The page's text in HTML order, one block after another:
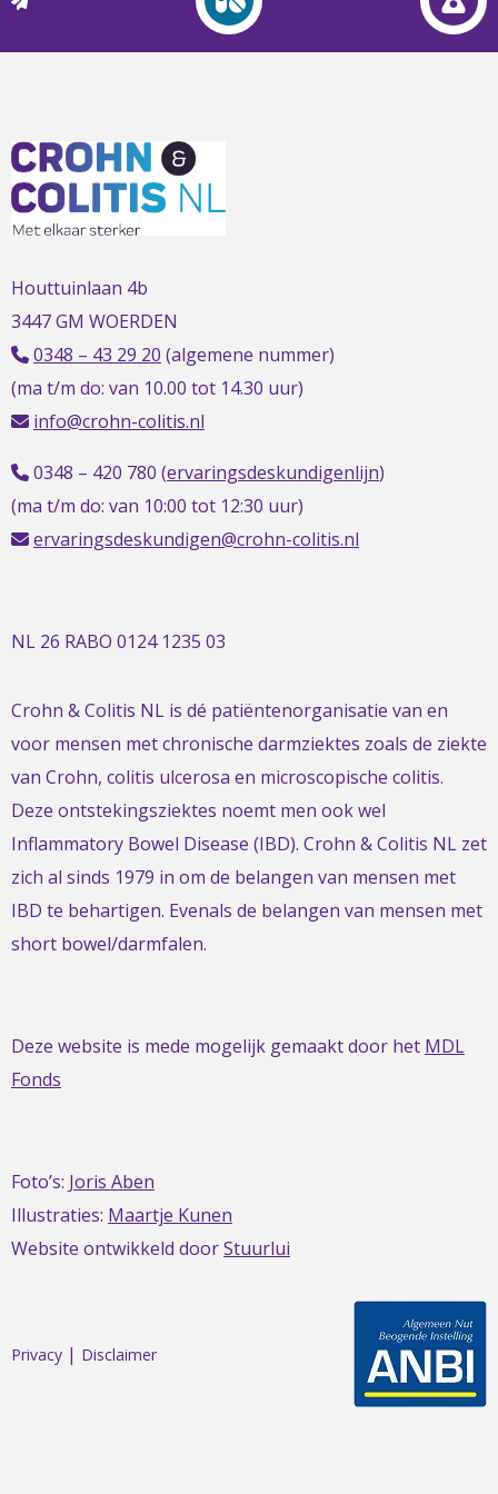
Houttuinlaan 4b
3447 GM WOERDEN
0348 – 43 29 20 (algemene nummer)
(ma t/m do: van 10.00 tot 14.30 uur)
info@crohn-colitis.nl
0348 – 420 780 (ervaringsdeskundigenlijn)
(ma t/m do: van 10:00 tot 12:30 uur)
ervaringsdeskundigen@crohn-colitis.nl
NL 26 RABO 0124 1235 03
Crohn & Colitis NL is dé patiëntenorganisatie van en
voor mensen met chronische darmziektes zoals de ziekte
van Crohn, colitis ulcerosa en microscopische colitis.
Deze ontstekingsziektes noemt men ook wel
Inflammatory Bowel Disease (IBD). Crohn & Colitis NL zet
zich al sinds 1979 in om de belangen van mensen met
IBD te behartigen. Evenals de belangen van mensen met
short bowel/darmfalen.
Deze website is mede mogelijk gemaakt door het MDL
Fonds
Foto’s: Joris Aben
Illustraties: Maartje Kunen
Website ontwikkeld doorStuurlui
Privacy | Disclaimer